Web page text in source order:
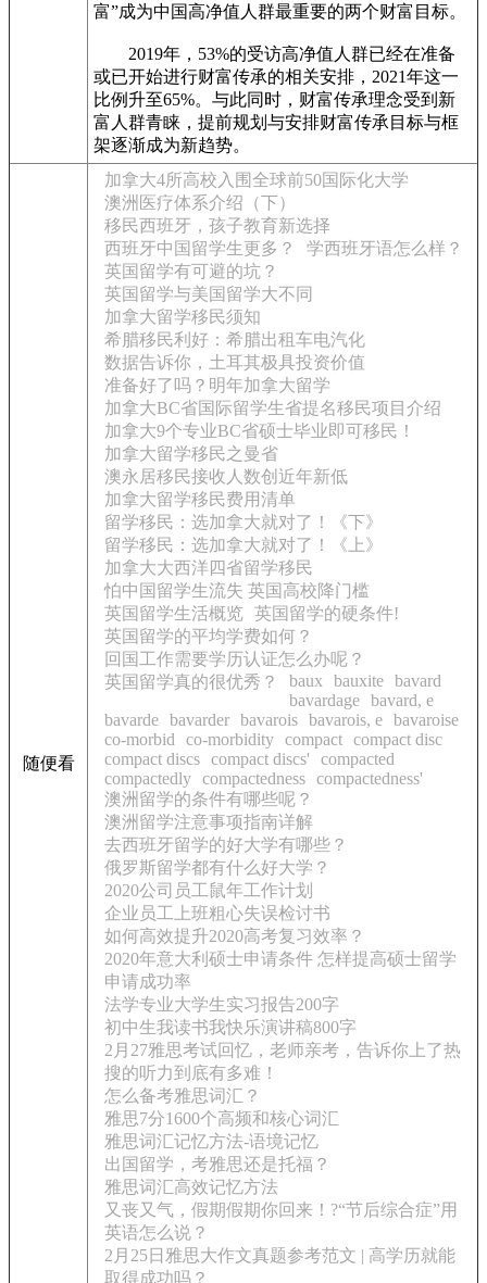
富”成为中国高净值人群最重要的两个财富目标。
2019年，53%的受访高净值人群已经在准备
或已开始进行财富传承的相关安排，2021年这一
比例升至65%。与此同时，财富传承理念受到新
富人群青睐，提前规划与安排财富传承目标与框
架逐渐成为新趋势。
随便看
加拿大4所高校入围全球前50国际化大学
澳洲医疗体系介绍（下）
移民西班牙，孩子教育新选择
西班牙中国留学生更多？
学西班牙语怎么样？
英国留学有可避的坑？
英国留学与美国留学大不同
加拿大留学移民须知
希腊移民利好：希腊出租车电汽化
数据告诉你，土耳其极具投资价值
准备好了吗？明年加拿大留学
加拿大BC省国际留学生省提名移民项目介绍
加拿大9个专业BC省硕士毕业即可移民！
加拿大留学移民之曼省
澳永居移民接收人数创近年新低
加拿大留学移民费用清单
留学移民：选加拿大就对了！《下》
留学移民：选加拿大就对了！《上》
加拿大大西洋四省留学移民
怕中国留学生流失 英国高校降门槛
英国留学生活概览 英国留学的硬条件!
英国留学的平均学费如何？
回国工作需要学历认证怎么办呢？
英国留学真的很优秀？
baux bauxite bavard
bavardage bavard, e
bavarde bavarder bavarois bavarois, e bavaroise
co-morbid
co-morbidity compact compact disc
compact discs compact discs'
compacted
compactedly compactedness compactedness'
澳洲留学的条件有哪些呢？
澳洲留学注意事项指南详解
去西班牙留学的好大学有哪些？
俄罗斯留学都有什么好大学？
2020公司员工鼠年工作计划
企业员工上班粗心失误检讨书
如何高效提升2020高考复习效率？
2020年意大利硕士申请条件 怎样提高硕士留学
申请成功率
法学专业大学生实习报告200字
初中生我读书我快乐演讲稿800字
2月27雅思考试回忆，老师亲考，告诉你上了热
搜的听力到底有多难！
怎么备考雅思词汇？
雅思7分1600个高频和核心词汇
雅思词汇记忆方法-语境记忆
出国留学，考雅思还是托福？
雅思词汇高效记忆方法
又丧又气，假期假期你回来！?“节后综合症”用
英语怎么说？
2月25日雅思大作文真题参考范文 | 高学历就能
取得成功吗？